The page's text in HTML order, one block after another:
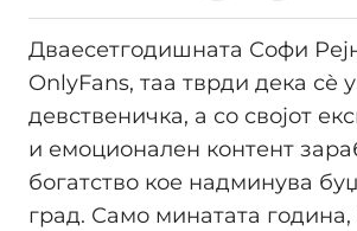
Дваесетгодишната Софи
OnlyFans, таа тврди дека сѐ
девственичка, а со својот
и емоционален контент
богатство кое надминува
град. Само минатата година,